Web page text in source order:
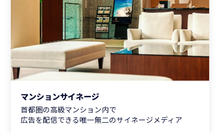
マンションサイネージ
首都圏の高級マンション内で
広告を配信できる唯一無二のサイネージメディア